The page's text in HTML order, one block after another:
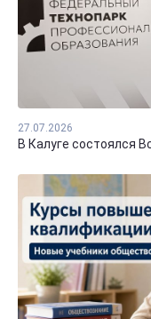
27.07.2026
В Калуге состоялся